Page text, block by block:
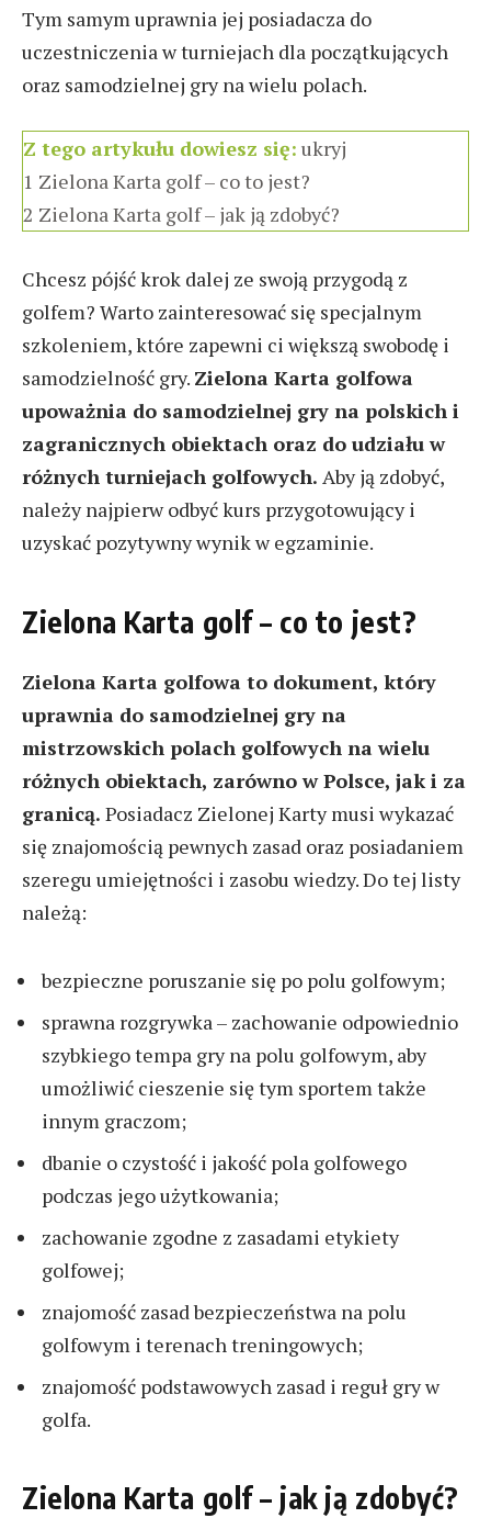
Tym samym uprawnia jej posiadacza do
uczestniczenia w turniejach dla początkujących
oraz samodzielnej gry na wielu polach.
Z tego artykułu dowiesz się: ukryj
1 Zielona Karta golf – co to jest?
2 Zielona Karta golf – jak ją zdobyć?
Chcesz pójść krok dalej ze swoją przygodą z
golfem? Warto zainteresować się specjalnym
szkoleniem, które zapewni ci większą swobodę i
samodzielność gry. Zielona Karta golfowa
upoważnia do samodzielnej gry na polskich i
zagranicznych obiektach oraz do udziału w
różnych turniejach golfowych. Aby ją zdobyć,
należy najpierw odbyć kurs przygotowujący i
uzyskać pozytywny wynik w egzaminie.
Zielona Karta golf – co to jest?
Zielona Karta golfowa to dokument, który
uprawnia do samodzielnej gry na
mistrzowskich polach golfowych na wielu
różnych obiektach, zarówno w Polsce, jak i za
granicą. Posiadacz Zielonej Karty musi wykazać
się znajomością pewnych zasad oraz posiadaniem
szeregu umiejętności i zasobu wiedzy. Do tej listy
należą:
bezpieczne poruszanie się po polu golfowym;
sprawna rozgrywka – zachowanie odpowiednio
szybkiego tempa gry na polu golfowym, aby
umożliwić cieszenie się tym sportem także
innym graczom;
dbanie o czystość i jakość pola golfowego
podczas jego użytkowania;
zachowanie zgodne z zasadami etykiety
golfowej;
znajomość zasad bezpieczeństwa na polu
golfowym i terenach treningowych;
znajomość podstawowych zasad i reguł gry w
golfa.
Zielona Karta golf – jak ją zdobyć?